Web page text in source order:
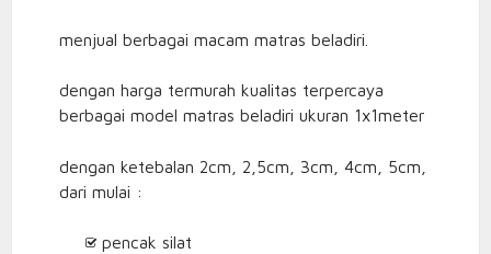
menjual berbagai macam matras beladiri.
dengan harga termurah kualitas terpercaya
berbagai model matras beladiri ukuran 1x1meter
dengan ketebalan 2cm, 2,5cm, 3cm, 4cm, 5cm,
dari mulai :
pencak silat